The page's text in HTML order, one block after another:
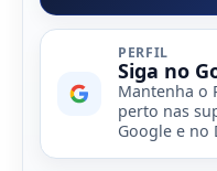
PERFIL
Siga no
Mantenha o
perto nas
Google e no